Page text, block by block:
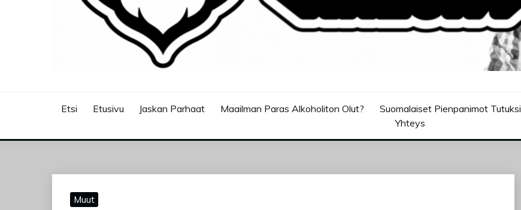
Etsi Etusivu Jaskan Parhaat Maailman Paras Alkoholiton Olut? Suomalaiset Pienpanimot Tutuksi
Yhteys
Muut